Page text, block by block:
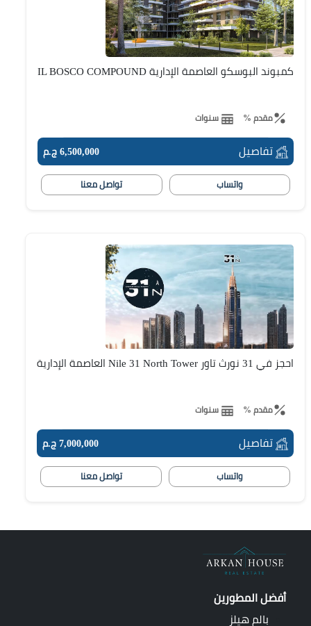
كمبوند البوسكو العاصمة الإدارية IL BOSCO COMPOUND
مقدم % سنوات
تفاصيل 6,500,000 ج.م
واتساب تواصل معنا
احجز في 31 نورث تاور Nile 31 North Tower العاصمة الإدارية
مقدم % سنوات
تفاصيل 7,000,000 ج.م
واتساب تواصل معنا
أفضل المطورين
بالم هيلز